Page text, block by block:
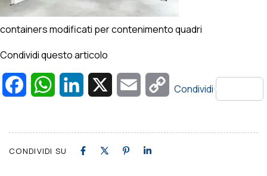
containers modificati per contenimento quadri
Condividi questo articolo
FacebookWhatsAppLinkedIn Email
Copy
Condividi
CONDIVIDI SU